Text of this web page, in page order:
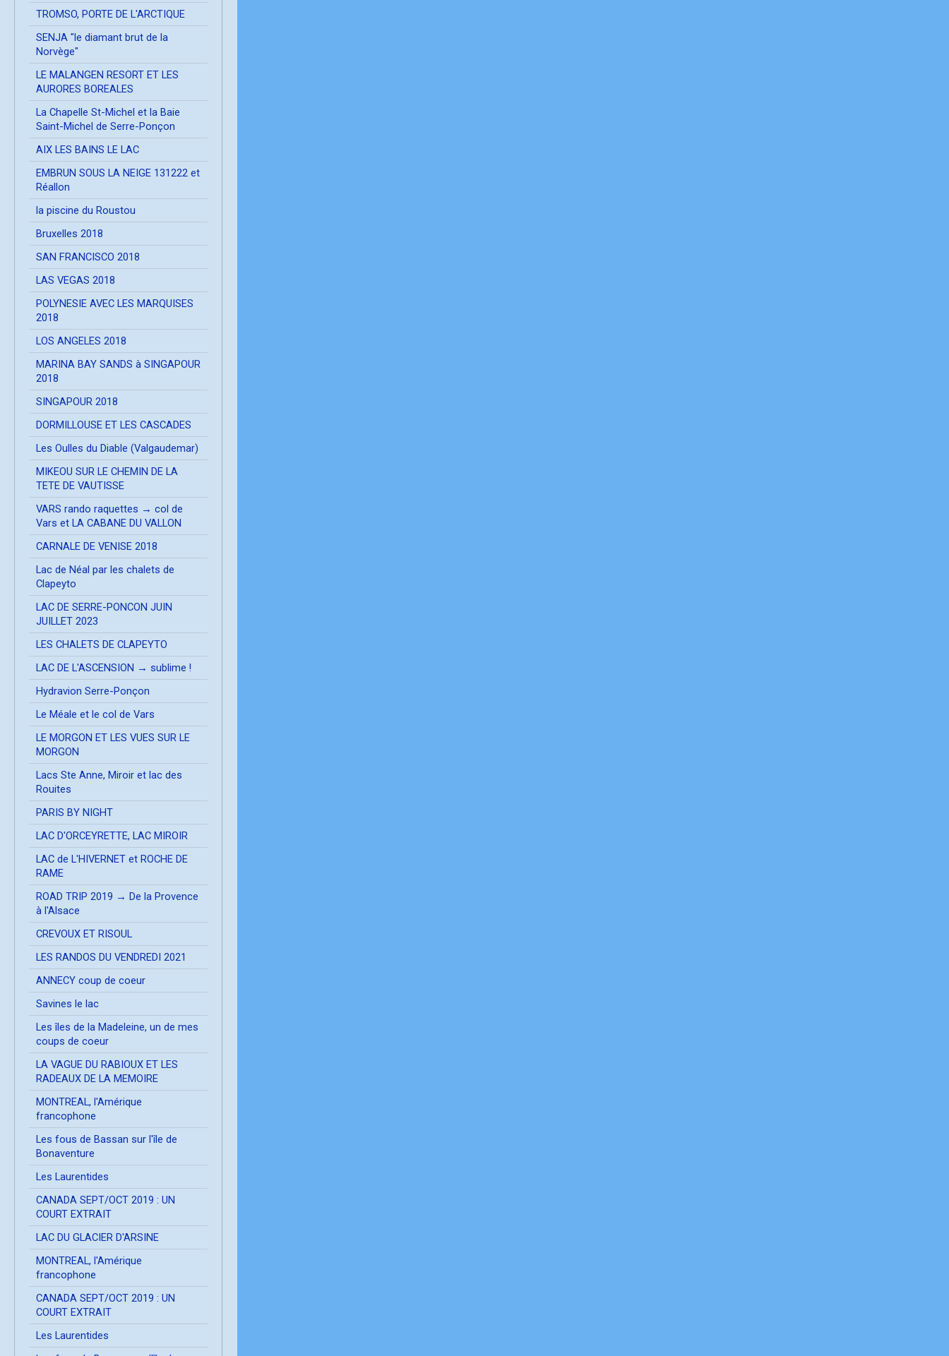
TROMSO, PORTE DE L'ARCTIQUE
SENJA "le diamant brut de la
Norvège"
LE MALANGEN RESORT ET LES
AURORES BOREALES
La Chapelle St-Michel et la Baie
Saint-Michel de Serre-Ponçon
AIX LES BAINS LE LAC
EMBRUN SOUS LA NEIGE 131222 et
Réallon
la piscine du Roustou
Bruxelles 2018
SAN FRANCISCO 2018
LAS VEGAS 2018
POLYNESIE AVEC LES MARQUISES
2018
LOS ANGELES 2018
MARINA BAY SANDS à SINGAPOUR
2018
SINGAPOUR 2018
DORMILLOUSE ET LES CASCADES
Les Oulles du Diable (Valgaudemar)
MIKEOU SUR LE CHEMIN DE LA
TETE DE VAUTISSE
VARS rando raquettes → col de
Vars et LA CABANE DU VALLON
CARNALE DE VENISE 2018
Lac de Néal par les chalets de
Clapeyto
LAC DE SERRE-PONCON JUIN
JUILLET 2023
LES CHALETS DE CLAPEYTO
LAC DE L'ASCENSION → sublime !
Hydravion Serre-Ponçon
Le Méale et le col de Vars
LE MORGON ET LES VUES SUR LE
MORGON
Lacs Ste Anne, Miroir et lac des
Rouites
PARIS BY NIGHT
LAC D'ORCEYRETTE, LAC MIROIR
LAC de L'HIVERNET et ROCHE DE
RAME
ROAD TRIP 2019 → De la Provence
à l'Alsace
CREVOUX ET RISOUL
LES RANDOS DU VENDREDI 2021
ANNECY coup de coeur
Savines le lac
Les îles de la Madeleine, un de mes
coups de coeur
LA VAGUE DU RABIOUX ET LES
RADEAUX DE LA MEMOIRE
MONTREAL, l'Amérique
francophone
Les fous de Bassan sur l'île de
Bonaventure
Les Laurentides
CANADA SEPT/OCT 2019 : UN
COURT EXTRAIT
LAC DU GLACIER D'ARSINE
MONTREAL, l'Amérique
francophone
CANADA SEPT/OCT 2019 : UN
COURT EXTRAIT
Les Laurentides